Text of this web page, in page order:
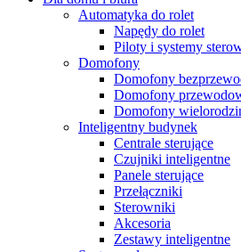
Automatyka do rolet
Napędy do rolet
Piloty i systemy
Domofony
Domofony
Domofony
Domofony
Inteligentny budynek
Centrale sterujące
Czujniki inteligentne
Panele sterujące
Przełączniki
Sterowniki
Akcesoria
Zestawy inteligentne